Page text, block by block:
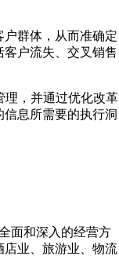
群体，从而准确定
户流失、交叉销售
，并通过优化改革
息所需要的执行洞
面和深入的经营方
店业、旅游业、物流